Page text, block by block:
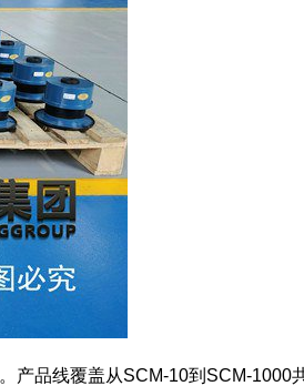
产品线覆盖从SCM-10到SCM-1000